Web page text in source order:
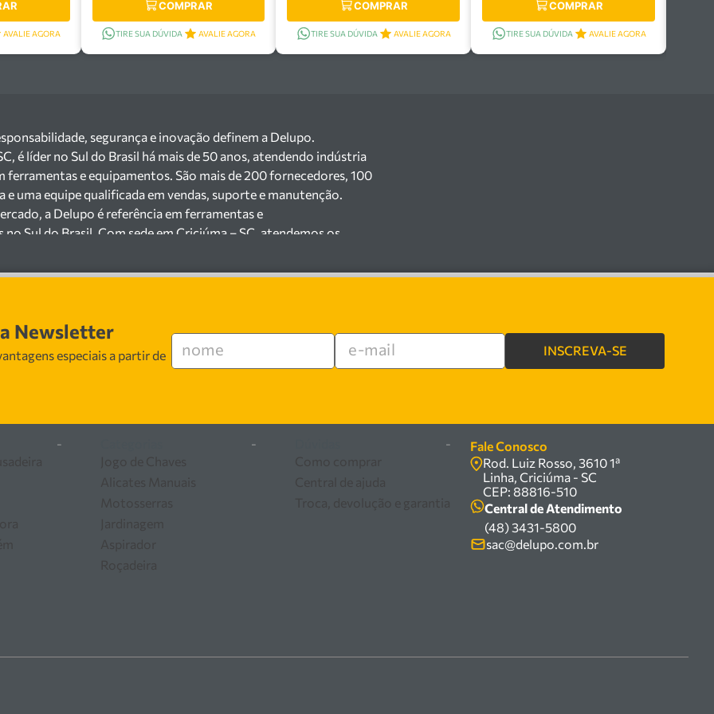
AVALIE AGORA
COMPRAR
TIRE SUA DÚVIDA AVALIE AGORA
COMPRAR
TIRE SUA DÚVIDA AVALIE AGORA
COMPRAR
TIRE SUA DÚVIDA AVALIE AGORA
segurança e inovação definem a Delupo.
é líder no Sul do Brasil há mais de 50 anos, atendendo indústria
ferramentas e equipamentos. São mais de 200 fornecedores, 100
uma equipe qualificada em vendas, suporte e manutenção.
a Delupo é referência em ferramentas e
Sul do Brasil. Com sede em Criciúma – SC, atendemos os
200 fornecedores parceiros e um estoque com mais de
mineradoras e siderúrgicas.
especializada em vendas, suporte técnico e
segurança, inovação e qualidade em cada atendimento. Encontre
ferramentas e equipamentos para o seu negócio.
Newsletter
especiais a partir de
INSCREVA-SE
-
-
-
Fale Conosco
Rod. Luiz Rosso, 3610 1ª
Linha, Criciúma - SC
CEP: 88816-510
Central de Atendimento
(48) 3431-5800
sac@delupo.com.br